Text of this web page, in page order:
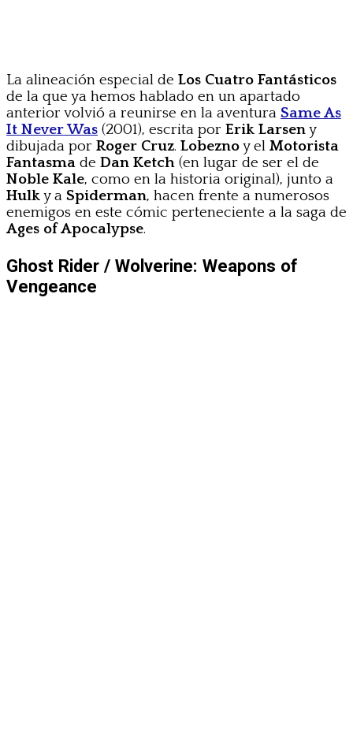
La alineación especial de Los Cuatro Fantásticos
de la que ya hemos hablado en un apartado
anterior volvió a reunirse en la aventura Same As
It Never Was (2001), escrita por Erik Larseny
dibujada por Roger Cruz. Lobeznoy el Motorista
Fantasma de Dan Ketch (en lugar de ser el de
Noble Kale, como en la historia original), junto a
Hulky a Spiderman, hacen frente a numerosos
enemigos en este cómic perteneciente a la saga de
Ages of Apocalypse.
Ghost Rider / Wolverine: Weapons of
Vengeance